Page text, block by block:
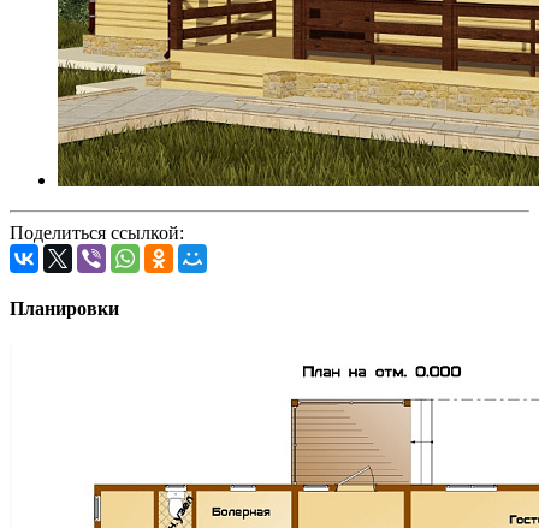
Поделиться ссылкой:
Планировки